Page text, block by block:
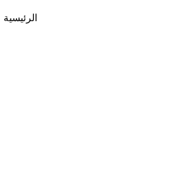
الرئيسية